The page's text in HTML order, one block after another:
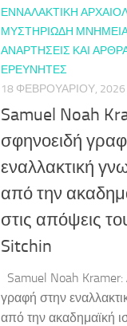
ΕΝΝΑΛΑΚΤΙΚΉ
ΜΥΣΤΗΡΙΏΔΗ
ΑΝΑΡΤΉΣΕΙΣ ΚΑΙ
ΕΡΕΥΝΗΤΈΣ
18 ΦΕΒΡΟΥΑΡΊΟΥ, 2026
Samuel Noah
σφηνοειδή
εναλλακτική
από την
στις απόψεις
Sitchin
Samuel Noah
γραφή στην
από την ακαδημαϊκή